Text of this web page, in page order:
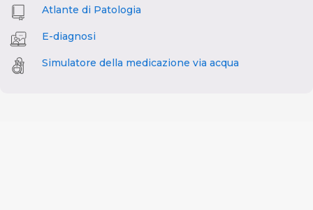
Atlante di Patologia
E-diagnosi
Simulatore della medicazione via acqua